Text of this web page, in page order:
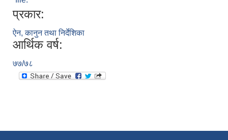
प्रकार:
ऐन, कानुन तथा निर्देशिका
आर्थिक वर्ष:
७७/७८